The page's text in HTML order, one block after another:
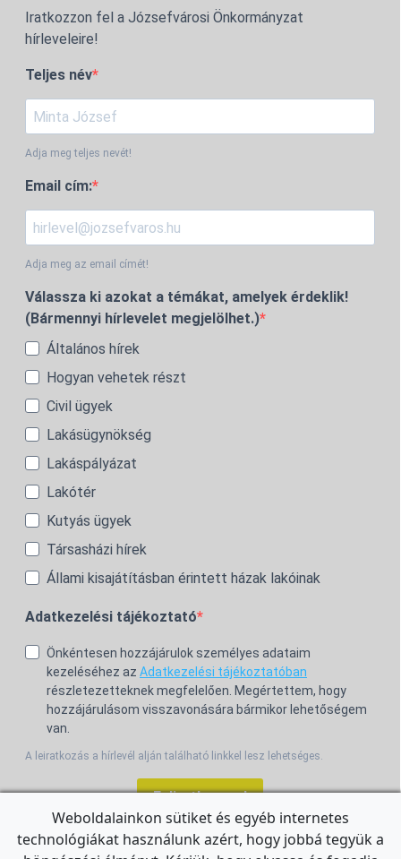
Iratkozzon fel a Józsefvárosi Önkormányzat
hírleveleire!
Teljes név
Adja meg teljes nevét!
Email cím:
Adja meg az email címét!
Válassza ki azokat a témákat, amelyek érdeklik!
(Bármennyi hírlevelet megjelölhet.)
Általános hírek
Hogyan vehetek részt
Civil ügyek
Lakásügynökség
Lakáspályázat
Lakótér
Kutyás ügyek
Társasházi hírek
Állami kisajátításban érintett házak lakóinak
Adatkezelési tájékoztató
Önkéntesen hozzájárulok személyes adataim
kezeléséhez az Adatkezelési tájékoztatóban
részletezetteknek megfelelően. Megértettem, hogy
hozzájárulásom visszavonására bármikor lehetőségem
van.
A leiratkozás a hírlevél alján található linkkel lesz lehetséges.
Feliratkozom!
Weboldalainkon sütiket és egyéb internetes
technológiákat használunk azért, hogy jobbá tegyük a